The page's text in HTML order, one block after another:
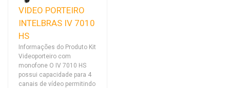
VIDEO PORTEIRO
INTELBRAS IV 7010
HS
Informações do Produto Kit
Videoporteiro com
monofone O IV 7010 HS
possui capacidade para 4
canais de vídeo permitindo